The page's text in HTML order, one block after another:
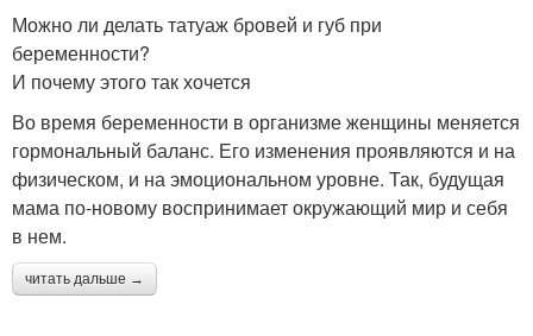
Можно ли делать татуаж бровей и губ при
беременности?
И почему этого так хочется
Во время беременности в организме женщины меняется
гормональный баланс. Его изменения проявляются и на
физическом, и на эмоциональном уровне. Так, будущая
мама по-новому воспринимает окружающий мир и себя
в нем.
читать дальше →